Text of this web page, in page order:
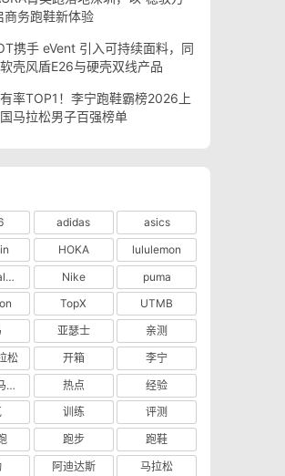
商务跑鞋新体验
携手 eVent 引入可持续面料，同
壳风盾E26与硬壳双线产品
率TOP1！李宁跑鞋霸榜2026上
马拉松男子百强榜单
adidas
asics
HOKA
lululemon
New Balance
Nike
puma
TopX
UTMB
亚瑟士
亲测
松
开箱
李宁
波士顿马拉松
热点
经验
训练
评测
跑步
跑鞋
阿迪达斯 马拉松